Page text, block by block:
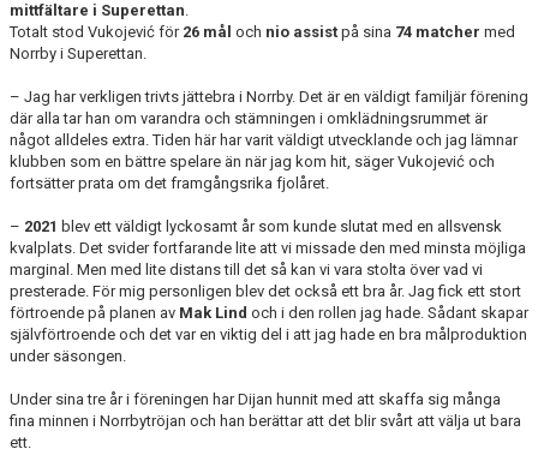
mittfältare i Superettan.
Totalt stod Vukojević för 26 mål och nio assist på sina 74 matcher med
Norrby i Superettan.
– Jag har verkligen trivts jättebra i Norrby. Det är en väldigt familjär förening
där alla tar han om varandra och stämningen i omklädningsrummet är
något alldeles extra. Tiden här har varit väldigt utvecklande och jag lämnar
klubben som en bättre spelare än när jag kom hit, säger Vukojević och
fortsätter prata om det framgångsrika fjolåret.
– 2021 blev ett väldigt lyckosamt år som kunde slutat med en allsvensk
kvalplats. Det svider fortfarande lite att vi missade den med minsta möjliga
marginal. Men med lite distans till det så kan vi vara stolta över vad vi
presterade. För mig personligen blev det också ett bra år. Jag fick ett stort
förtroende på planen av Mak Lind och i den rollen jag hade. Sådant skapar
självförtroende och det var en viktig del i att jag hade en bra målproduktion
under säsongen.
Under sina tre år i föreningen har Dijan hunnit med att skaffa sig många
fina minnen i Norrbytröjan och han berättar att det blir svårt att välja ut bara
ett.